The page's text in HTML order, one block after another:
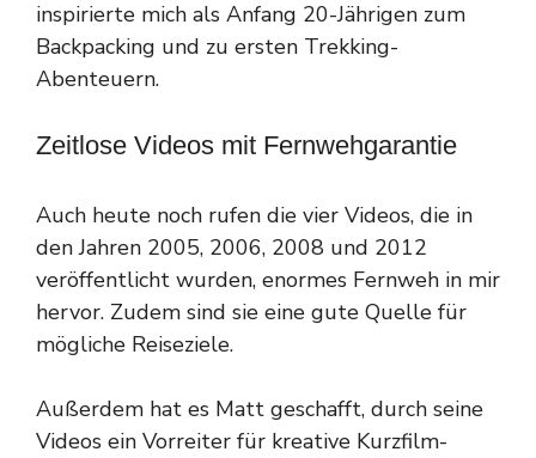
inspirierte mich als Anfang 20-Jährigen zum
Backpacking und zu ersten Trekking-
Abenteuern.
Zeitlose Videos mit Fernwehgarantie
Auch heute noch rufen die vier Videos, die in
den Jahren 2005, 2006, 2008 und 2012
veröffentlicht wurden, enormes Fernweh in mir
hervor. Zudem sind sie eine gute Quelle für
mögliche Reiseziele.
Außerdem hat es Matt geschafft, durch seine
Videos ein Vorreiter für kreative Kurzfilm-